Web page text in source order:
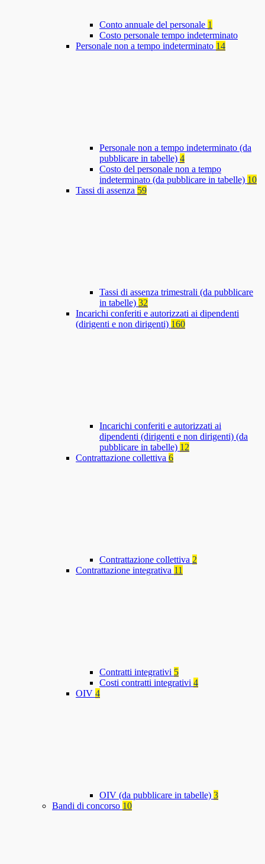
Conto annuale del personale 1
Costo personale tempo indeterminato
Personale non a tempo indeterminato 14
Personale non a tempo indeterminato (da
pubblicare in tabelle) 4
Costo del personale non a tempo
indeterminato (da pubblicare in tabelle) 10
Tassi di assenza 59
Tassi di assenza trimestrali (da pubblicare
in tabelle) 32
Incarichi conferiti e autorizzati ai dipendenti
(dirigenti e non dirigenti) 160
Incarichi conferiti e autorizzati ai
dipendenti (dirigenti e non dirigenti) (da
pubblicare in tabelle) 12
Contrattazione collettiva 6
Contrattazione collettiva 2
Contrattazione integrativa 11
Contratti integrativi 5
Costi contratti integrativi 4
OIV 4
OIV (da pubblicare in tabelle) 3
Bandi di concorso 10